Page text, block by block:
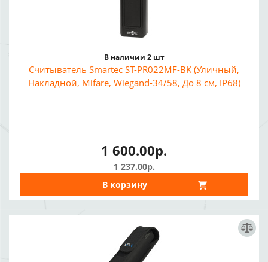
В наличии 2 шт
Считыватель Smartec ST-PR022MF-BK (Уличный,
Накладной, Mifare, Wiegand-34/58, До 8 см, IP68)
1 600.00р.
1 237.00р.
В корзину